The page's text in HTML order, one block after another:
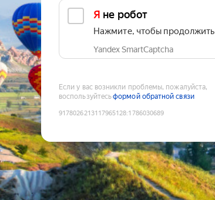
Я не робот
Нажмите, чтобы продолжить
Yandex SmartCaptcha
Если у вас возникли проблемы, пожалуйста,
воспользуйтесьформой обратной связи
9178026213117965128:1786030689